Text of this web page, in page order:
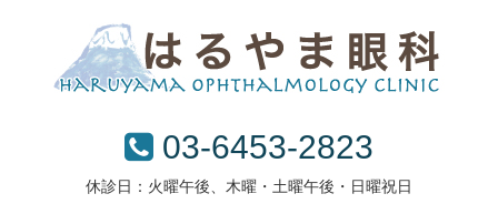
03-6453-2823
休診日：火曜午後、木曜・土曜午後・日曜祝日